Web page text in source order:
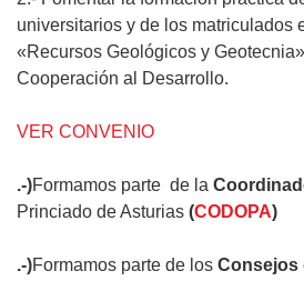
universitarios y de los matriculados
«Recursos Geológicos y
Cooperación al Desarrollo.
VER CONVENIO
.-)Formamos parte de la
Princiado de Asturias (CODOPA)
.-)Formamos parte de los Consejos